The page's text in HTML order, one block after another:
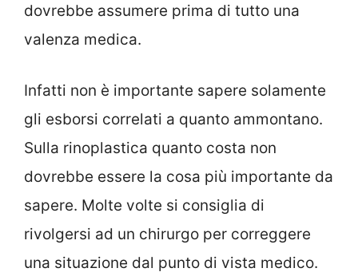
dovrebbe assumere prima di tutto una
valenza medica.
Infatti non è importante sapere solamente
gli esborsi correlati a quanto ammontano.
Sulla rinoplastica quanto costa non
dovrebbe essere la cosa più importante da
sapere. Molte volte si consiglia di
rivolgersi ad un chirurgo per correggere
una situazione dal punto di vista medico.